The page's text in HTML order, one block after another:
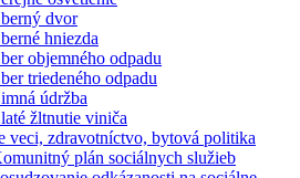
dvor
hniezda
objemného odpadu
triedeného odpadu
údržba
žltnutie viniča
veci, zdravotníctvo, bytová politika
plán sociálnych služieb